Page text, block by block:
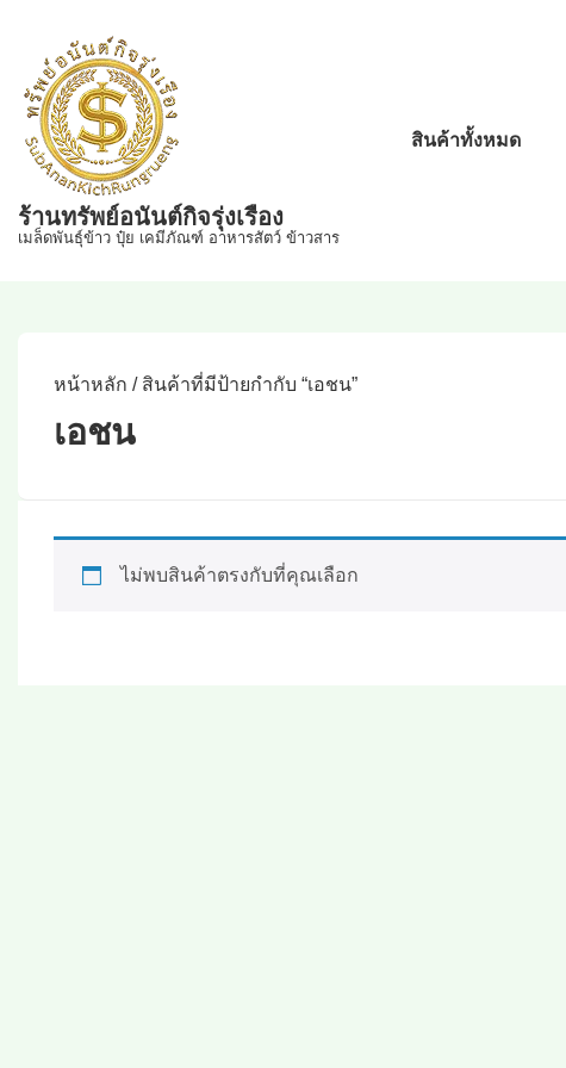
Main
Content
ร้านทรัพย์อนันต์กิจรุ่งเรือง
เมล็ดพันธุ์ข้าว ปุ๋ย เคมีภัณฑ์ อาหารสัตว์ ข้าวสาร
Main
สินค้าทั้งหมด
หน้าหลัก / สินค้าที่มีป้ายกำกับ “เอชน”
เอชน
ไม่พบสินค้าตรงกับที่คุณเลือก